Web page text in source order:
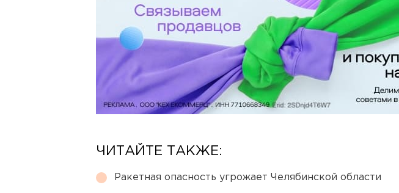
ЧИТАЙТЕ ТАКЖЕ:
Ракетная опасность угрожает Челябинской области